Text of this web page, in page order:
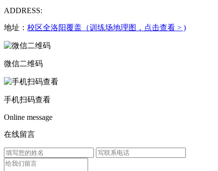
ADDRESS:
地址： 校区全洛阳覆盖（训练场地理图，点击查看 > )
微信二维码
手机扫码查看
Online message
在线留言